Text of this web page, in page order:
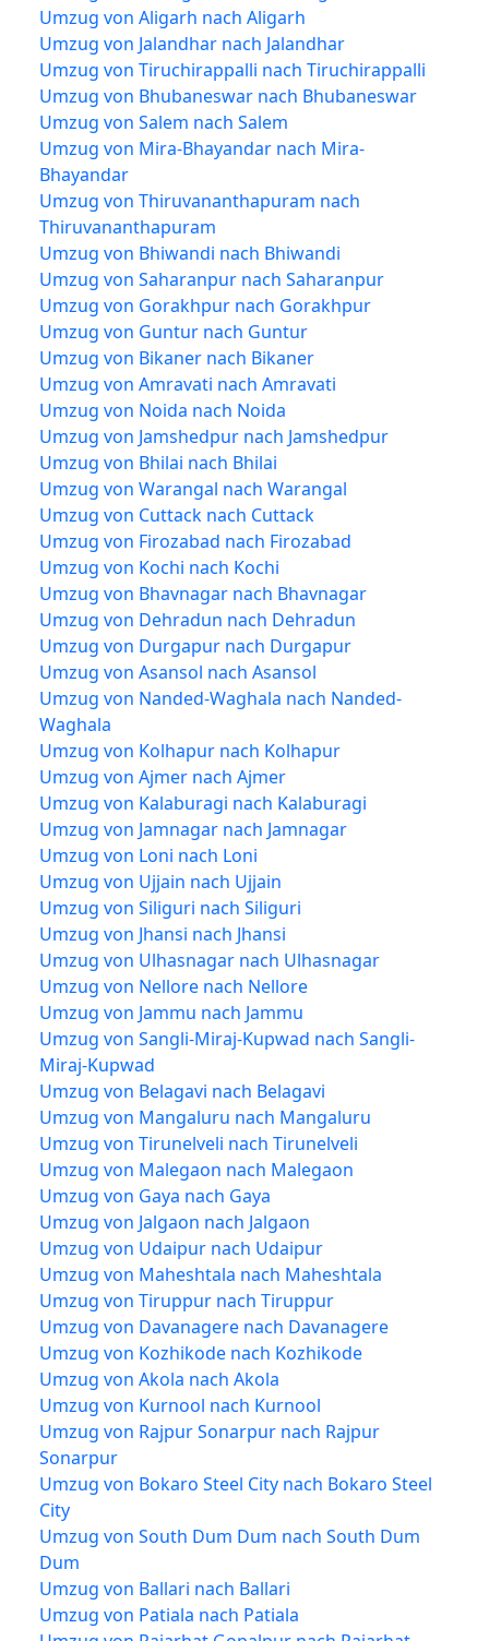
Umzug von Aligarh nach Aligarh
Umzug von Jalandhar nach Jalandhar
Umzug von Tiruchirappalli nach Tiruchirappalli
Umzug von Bhubaneswar nach Bhubaneswar
Umzug von Salem nach Salem
Umzug von Mira-Bhayandar nach Mira-
Bhayandar
Umzug von Thiruvananthapuram nach
Thiruvananthapuram
Umzug von Bhiwandi nach Bhiwandi
Umzug von Saharanpur nach Saharanpur
Umzug von Gorakhpur nach Gorakhpur
Umzug von Guntur nach Guntur
Umzug von Bikaner nach Bikaner
Umzug von Amravati nach Amravati
Umzug von Noida nach Noida
Umzug von Jamshedpur nach Jamshedpur
Umzug von Bhilai nach Bhilai
Umzug von Warangal nach Warangal
Umzug von Cuttack nach Cuttack
Umzug von Firozabad nach Firozabad
Umzug von Kochi nach Kochi
Umzug von Bhavnagar nach Bhavnagar
Umzug von Dehradun nach Dehradun
Umzug von Durgapur nach Durgapur
Umzug von Asansol nach Asansol
Umzug von Nanded-Waghala nach Nanded-
Waghala
Umzug von Kolhapur nach Kolhapur
Umzug von Ajmer nach Ajmer
Umzug von Kalaburagi nach Kalaburagi
Umzug von Jamnagar nach Jamnagar
Umzug von Loni nach Loni
Umzug von Ujjain nach Ujjain
Umzug von Siliguri nach Siliguri
Umzug von Jhansi nach Jhansi
Umzug von Ulhasnagar nach Ulhasnagar
Umzug von Nellore nach Nellore
Umzug von Jammu nach Jammu
Umzug von Sangli-Miraj-Kupwad nach Sangli-
Miraj-Kupwad
Umzug von Belagavi nach Belagavi
Umzug von Mangaluru nach Mangaluru
Umzug von Tirunelveli nach Tirunelveli
Umzug von Malegaon nach Malegaon
Umzug von Gaya nach Gaya
Umzug von Jalgaon nach Jalgaon
Umzug von Udaipur nach Udaipur
Umzug von Maheshtala nach Maheshtala
Umzug von Tiruppur nach Tiruppur
Umzug von Davanagere nach Davanagere
Umzug von Kozhikode nach Kozhikode
Umzug von Akola nach Akola
Umzug von Kurnool nach Kurnool
Umzug von Rajpur Sonarpur nach Rajpur
Sonarpur
Umzug von Bokaro Steel City nach Bokaro Steel
City
Umzug von South Dum Dum nach South Dum
Dum
Umzug von Ballari nach Ballari
Umzug von Patiala nach Patiala